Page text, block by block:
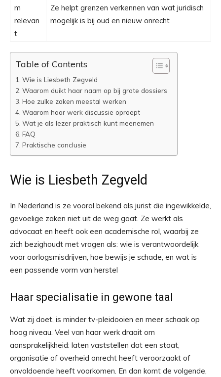
m
relevan
t
Ze helpt grenzen verkennen van wat juridisch
mogelijk is bij oud en nieuw onrecht
Table of Contents
Wie is Liesbeth Zegveld
Waarom duikt haar naam op bij grote dossiers
Hoe zulke zaken meestal werken
Waarom haar werk discussie oproept
Wat je als lezer praktisch kunt meenemen
FAQ
Praktische conclusie
Wie is Liesbeth Zegveld
In Nederland is ze vooral bekend als jurist die ingewikkelde,
gevoelige zaken niet uit de weg gaat. Ze werkt als
advocaat en heeft ook een academische rol, waarbij ze
zich bezighoudt met vragen als: wie is verantwoordelijk
voor oorlogsmisdrijven, hoe bewijs je schade, en wat is
een passende vorm van herstel
Haar specialisatie in gewone taal
Wat zij doet, is minder tv-pleidooien en meer schaak op
hoog niveau. Veel van haar werk draait om
aansprakelijkheid: laten vaststellen dat een staat,
organisatie of overheid onrecht heeft veroorzaakt of
onvoldoende heeft voorkomen. En dan komt de volgende,